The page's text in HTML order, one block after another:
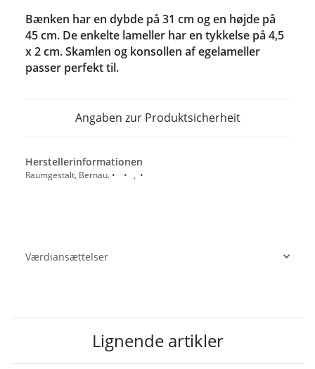
Bænken har en dybde på 31 cm og en højde på
45 cm. De enkelte lameller har en tykkelse på 4,5
x 2 cm. Skamlen og konsollen af egelameller
passer perfekt til.
Angaben zur Produktsicherheit
Herstellerinformationen
Raumgestalt, Bernau. • • , •
Værdiansættelser
Lignende artikler